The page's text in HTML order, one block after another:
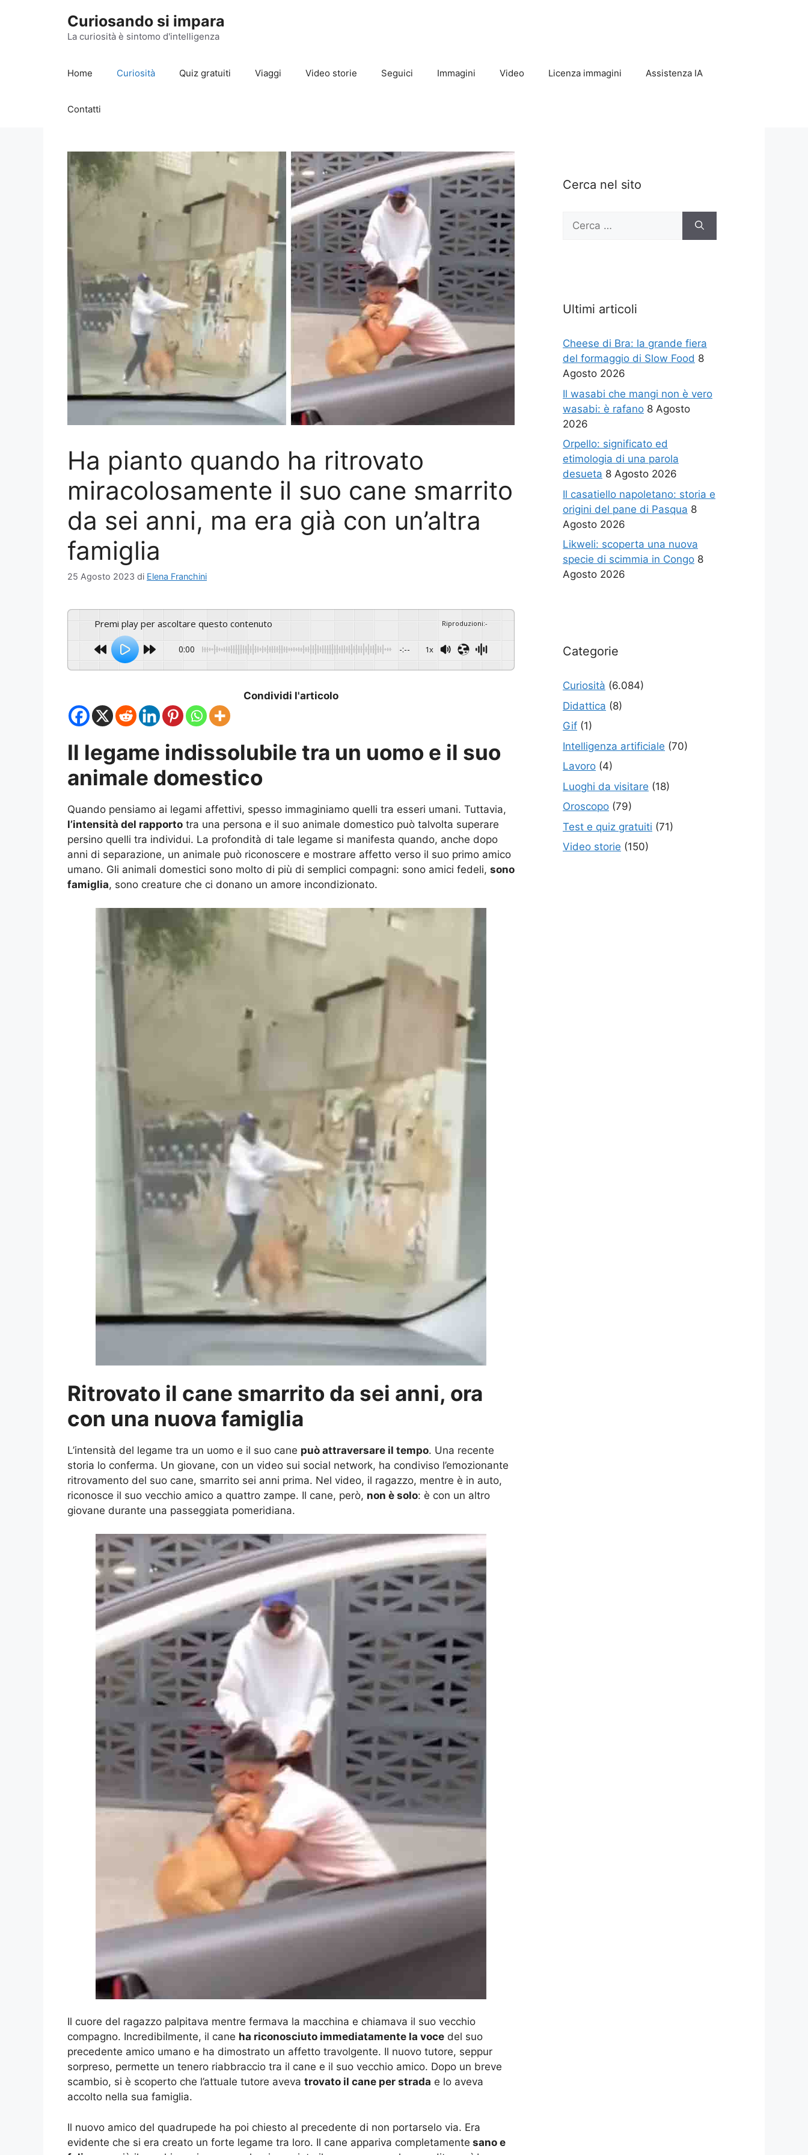
Curiosando si impara
La curiosità è sintomo d'intelligenza
Home Curiosità Quiz gratuiti Viaggi Video storie Seguici Immagini Video Licenza immagini Assistenza IA
Contatti
Ha pianto quando ha ritrovato
miracolosamente il suo cane smarrito
da sei anni, ma era già con un’altra
famiglia
25 Agosto 2023 di Elena Franchini
Premi play per ascoltare questo contenuto Riproduzioni:-
0:00 -:-- 1x
Condividi l'articolo
Il legame indissolubile tra un uomo e il suo
animale domestico
Quando pensiamo ai legami affettivi, spesso immaginiamo quelli tra esseri umani. Tuttavia,
l’intensità del rapporto tra una persona e il suo animale domestico può talvolta superare
persino quelli tra individui. La profondità di tale legame si manifesta quando, anche dopo
anni di separazione, un animale può riconoscere e mostrare affetto verso il suo primo amico
umano. Gli animali domestici sono molto di più di semplici compagni: sono amici fedeli, sono
famiglia, sono creature che ci donano un amore incondizionato.
Ritrovato il cane smarrito da sei anni, ora
con una nuova famiglia
L’intensità del legame tra un uomo e il suo cane può attraversare il tempo. Una recente
storia lo conferma. Un giovane, con un video sui social network, ha condiviso l’emozionante
ritrovamento del suo cane, smarrito sei anni prima. Nel video, il ragazzo, mentre è in auto,
riconosce il suo vecchio amico a quattro zampe. Il cane, però, non è solo: è con un altro
giovane durante una passeggiata pomeridiana.
Il cuore del ragazzo palpitava mentre fermava la macchina e chiamava il suo vecchio
compagno. Incredibilmente, il cane ha riconosciuto immediatamente la voce del suo
precedente amico umano e ha dimostrato un affetto travolgente. Il nuovo tutore, seppur
sorpreso, permette un tenero riabbraccio tra il cane e il suo vecchio amico. Dopo un breve
scambio, si è scoperto che l’attuale tutore aveva trovato il cane per strada e lo aveva
accolto nella sua famiglia.
Il nuovo amico del quadrupede ha poi chiesto al precedente di non portarselo via. Era
evidente che si era creato un forte legame tra loro. Il cane appariva completamente sano e
Cerca nel sito
Ricerca
Ultimi articoli
Cheese di Bra: la grande fiera
del formaggio di Slow Food 8
Agosto 2026
Il wasabi che mangi non è vero
wasabi: è rafano 8 Agosto
2026
Orpello: significato ed
etimologia di una parola
desueta 8 Agosto 2026
Il casatiello napoletano: storia e
origini del pane di Pasqua 8
Agosto 2026
Likweli: scoperta una nuova
specie di scimmia in Congo 8
Agosto 2026
Categorie
Curiosità (6.084)
Didattica (8)
Gif (1)
Intelligenza artificiale (70)
Lavoro (4)
Luoghi da visitare (18)
Oroscopo (79)
Test e quiz gratuiti (71)
Video storie (150)